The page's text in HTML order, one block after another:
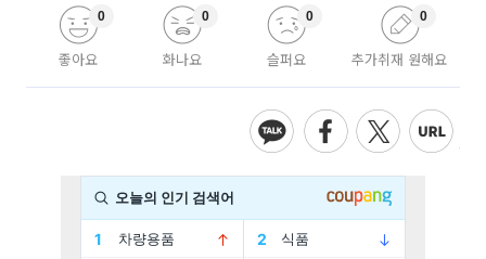
좋아요
0
화나요
0
슬퍼요
0
추가취재 원해요
0